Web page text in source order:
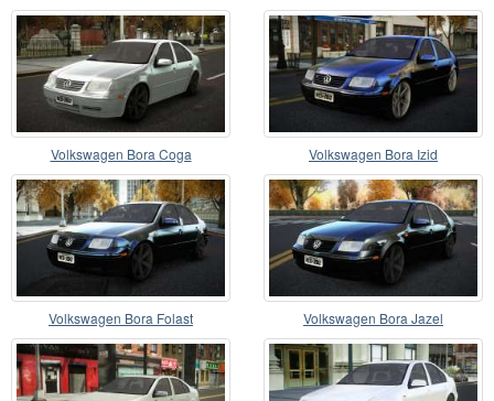
Volkswagen Bora Coga Volkswagen Bora Izid
Volkswagen Bora Folast Volkswagen Bora Jazel